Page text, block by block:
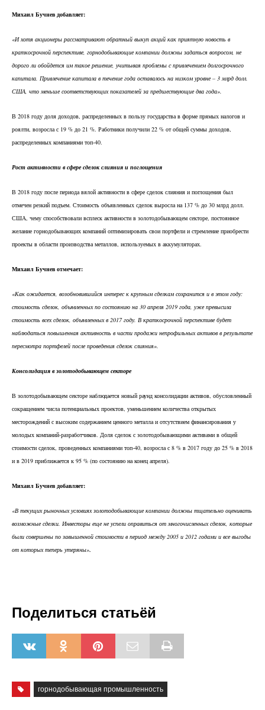
Михаил Бучнев добавляет:
«И хотя акционеры рассматривают обратный выкуп акций как приятную новость в
краткосрочной перспективе, горнодобывающие компании должны задаться вопросом, не
дорого ли обойдется им такое решение, учитывая проблемы с привлечением долгосрочного
капитала. Привлечение капитала в течение года оставалось на низком уровне – 3 млрд долл.
США, что меньше соответствующих показателей за предшествующие два года».
В 2018 году доля доходов, распределенных в пользу государства в форме прямых налогов и
роялти, возросла с 19 % до 21 %. Работники получили 22 % от общей суммы доходов,
распределенных компаниями топ-40.
Рост активности в сфере сделок слияния и поглощения
В 2018 году после периода вялой активности в сфере сделок слияния и поглощения был
отмечен резкий подъем. Стоимость объявленных сделок выросла на 137 % до 30 млрд долл.
США, чему способствовали всплеск активности в золотодобывающем секторе, постоянное
желание горнодобывающих компаний оптимизировать свои портфели и стремление приобрести
проекты в области производства металлов, используемых в аккумуляторах.
Михаил Бучнев отмечает:
«Как ожидается, возобновившийся интерес к крупным сделкам сохранится и в этом году:
стоимость сделок, объявленных по состоянию на 30 апреля 2019 года, уже превысила
стоимость всех сделок, объявленных в 2017 году. В краткосрочной перспективе будет
наблюдаться повышенная активность в части продажи непрофильных активов в результате
пересмотра портфелей после проведения сделок слияния».
Консолидация в золотодобывающем секторе
В золотодобывающем секторе наблюдается новый раунд консолидации активов, обусловленный
сокращением числа потенциальных проектов, уменьшением количества открытых
месторождений с высоким содержанием ценного металла и отсутствием финансирования у
молодых компаний-разработчиков. Доля сделок с золотодобывающими активами в общей
стоимости сделок, проведенных компаниями топ-40, возросла с 8 % в 2017 году до 25 % в 2018
и в 2019 приближается к 95 % (по состоянию на конец апреля).
Михаил Бучнев добавляет:
«В текущих рыночных условиях золотодобывающие компании должны тщательно оценивать
возможные сделки. Инвесторы еще не успели оправиться от многочисленных сделок, которые
были совершены по завышенной стоимости в период между 2005 и 2012 годами и все выгоды
от которых теперь утеряны»
Поделиться статьёй
горнодобывающая промышленность